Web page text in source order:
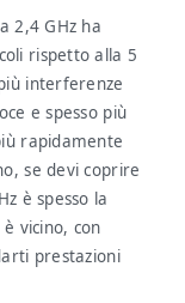
2,4 GHz ha
rispetto alla 5
interferenze
e spesso più
rapidamente
se devi coprire
è spesso la
vicino, con
prestazioni